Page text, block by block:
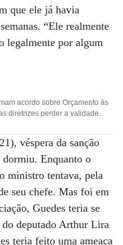
que ele já havia
“Ele realmente
legalmente por algum
acordo sobre Orçamento às
diretrizes perder a validade.
véspera da sanção
dormiu. Enquanto o
ministro tentava, pela
seu chefe. Mas foi em
Guedes teria se
do deputado Arthur Lira
teria feito uma ameaça